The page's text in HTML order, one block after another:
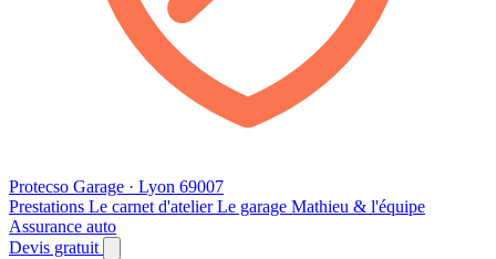
Protecso Garage · Lyon 69007
Prestations Le carnet d'atelierLe garage Mathieu & l'équipe
Assurance auto
Devis gratuit